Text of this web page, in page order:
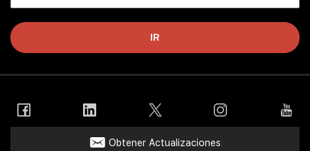
IR
Obtener Actualizaciones